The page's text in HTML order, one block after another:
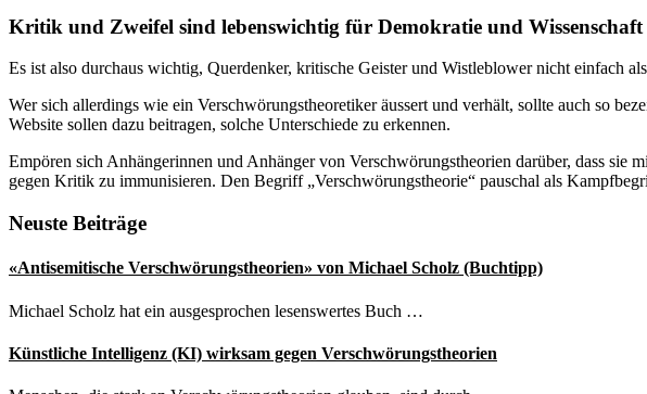
Kritik und Zweifel sind lebenswichtig für Demokratie und Wissenschaft
Es ist also durchaus wichtig, Querdenker, kritische Geister und Wistleblower nicht einfach
Wer sich allerdings wie ein Verschwörungstheoretiker äussert und verhält, sollte auch so
Website sollen dazu beitragen, solche Unterschiede zu erkennen.
Empören sich Anhängerinnen und Anhänger von Verschwörungstheorien darüber, dass
gegen Kritik zu immunisieren. Den Begriff „Verschwörungstheorie“ pauschal als
Seitenspalte
Neuste Beiträge
«Antisemitische Verschwörungstheorien» von Michael Scholz (Buchtipp)
Michael Scholz hat ein ausgesprochen lesenswertes Buch …
Künstliche Intelligenz (KI) wirksam gegen Verschwörungstheorien